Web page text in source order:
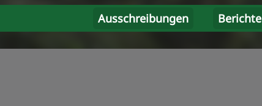
Ausschreibungen Berichte